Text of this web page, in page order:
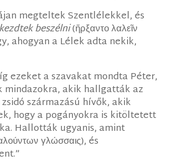
megteltek Szentlélekkel, és
beszélni(ἤρξαντο λαλεῖν
ahogyan a Lélek adta nekik,
ezeket a szavakat mondta Péter,
akik hallgatták az
származású hívők, akik
hogy a pogányokra is kitöltetett
Hallották ugyanis, amint
γλώσσαις), és